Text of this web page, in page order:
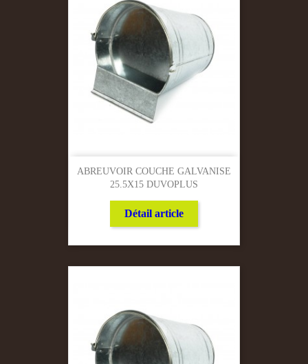
ABREUVOIR COUCHE GALVANISE
25.5X15 DUVOPLUS
Détail article